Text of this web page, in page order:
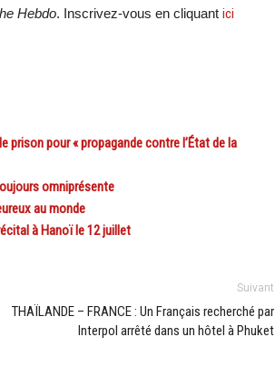
Hebdo. Inscrivez-vous en cliquant ici
prison pour « propagande contre l’État de la
omniprésente
au monde
à Hanoï le 12 juillet
Suivant
THAÏLANDE – FRANCE : Un Français recherché par
Interpol arrêté dans un hôtel à Phuket